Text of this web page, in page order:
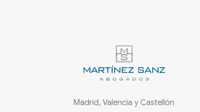
Madrid, Valencia y Castellón